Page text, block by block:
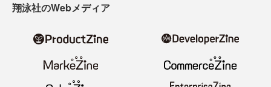
翔泳社のWebメディア